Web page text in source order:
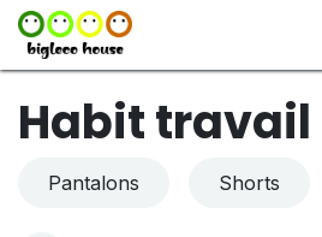
Se rendre au contenu
Habit travail
Pantalons Shorts